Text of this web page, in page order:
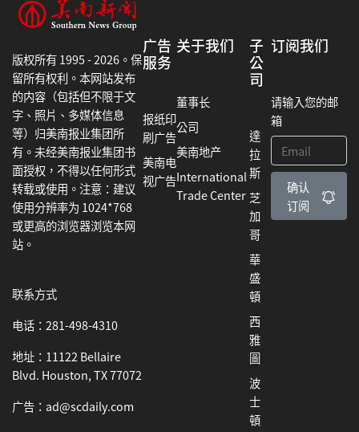
版权所有 1995 - 2026。保
留所有权利。本网站发布
的内容（包括但不限于文
字、照片、多媒体信息
等）归美南报业集团所
有。未经美南报业集团书
面授权，不得以任何形式
转载或使用。注意：建议
使用分辨率为 1024*768
或更高的浏览器浏览本网
站。
联系方式
电话：281-498-4310
地址：11122 Bellaire
Blvd. Houston, TX 77072
广告：ad@scdaily.com
广告
服务
报纸印
刷广告
美南电
视广告
关于我们
董事长
公司
美南地产
International
Trade Center
子
公
司
達
拉
斯
芝
加
哥
華
盛
頓
西
雅
圖
波
士
頓
订阅我们
请输入您的邮
箱
确认
订阅